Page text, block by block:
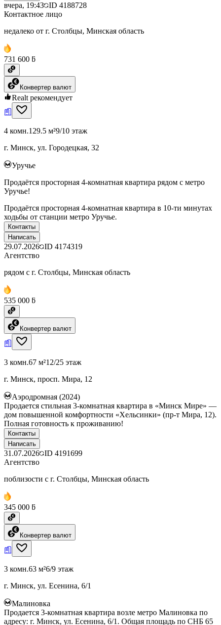
вчера, 19:43 ID 4188728
Контактное лицо
недалеко от г. Столбцы, Минская область
731 600 ƃ
Конвертер валют
Realt рекомендует
4 комн.129.5 м²9/10 этаж
г. Минск, ул. Городецкая, 32
Уручье
Продаётся просторная 4-комнатная квартира рядом с метро
Уручье!
Продаётся просторная 4-комнатная квартира в 10-ти минутах
ходьбы от станции метро Уручье.
Контакты
Написать
29.07.2026 ID 4174319
Агентство
рядом с г. Столбцы, Минская область
535 000 ƃ
Конвертер валют
3 комн.67 м²12/25 этаж
г. Минск, просп. Мира, 12
Аэродромная (2024)
Продается стильная 3-комнатная квартира в «Минск Мире» —
дом повышенной комфортности «Хельсинки» (пр-т Мира, 12).
Полная готовность к проживанию!
Контакты
Написать
31.07.2026 ID 4191699
Агентство
поблизости с г. Столбцы, Минская область
345 000 ƃ
Конвертер валют
3 комн.63 м²6/9 этаж
г. Минск, ул. Есенина, 6/1
Малиновка
Продается 3-комнатная квартира возле метро Малиновка по
адресу: г. Минск, ул. Есенина, 6/1. Общая площадь по СНБ 65